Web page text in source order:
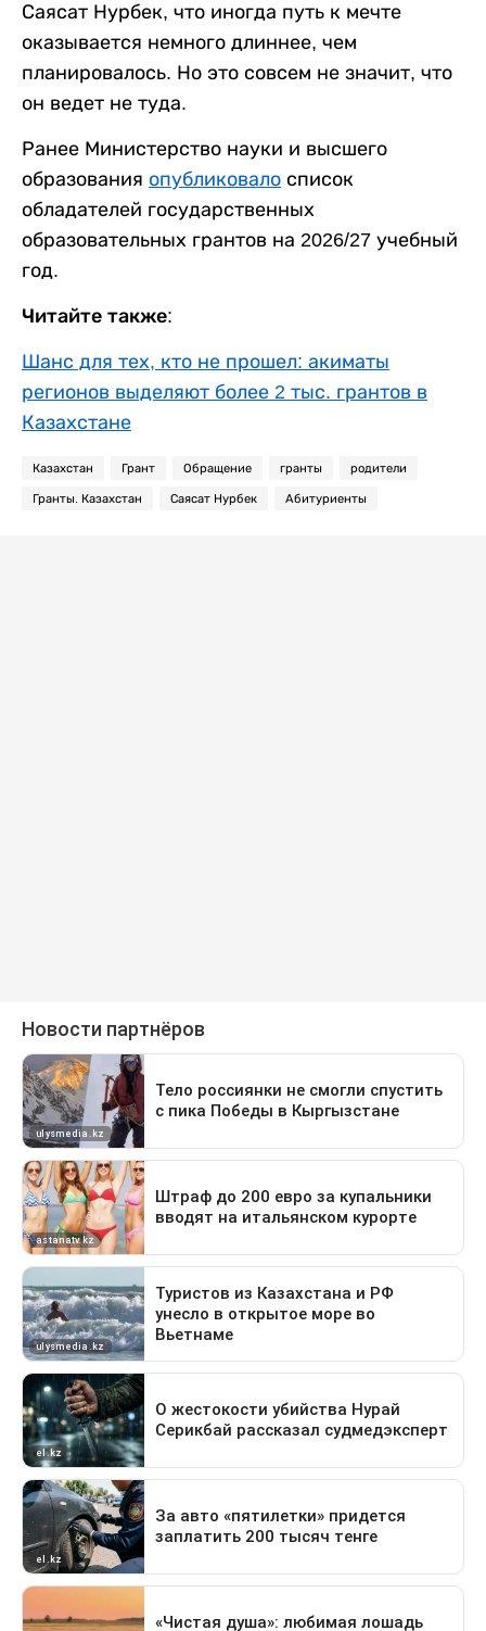
Саясат Нурбек, что иногда путь к мечте
оказывается немного длиннее, чем
планировалось. Но это совсем не значит, что
он ведет не туда.
Ранее Министерство науки и высшего
образования опубликовало список
обладателей государственных
образовательных грантов на 2026/27 учебный
год.
Читайте также:
Шанс для тех, кто не прошел: акиматы
регионов выделяют более 2 тыс. грантов в
Казахстане
Казахстан Грант Обращение гранты родители
Гранты. Казахстан Саясат Нурбек Абитуриенты